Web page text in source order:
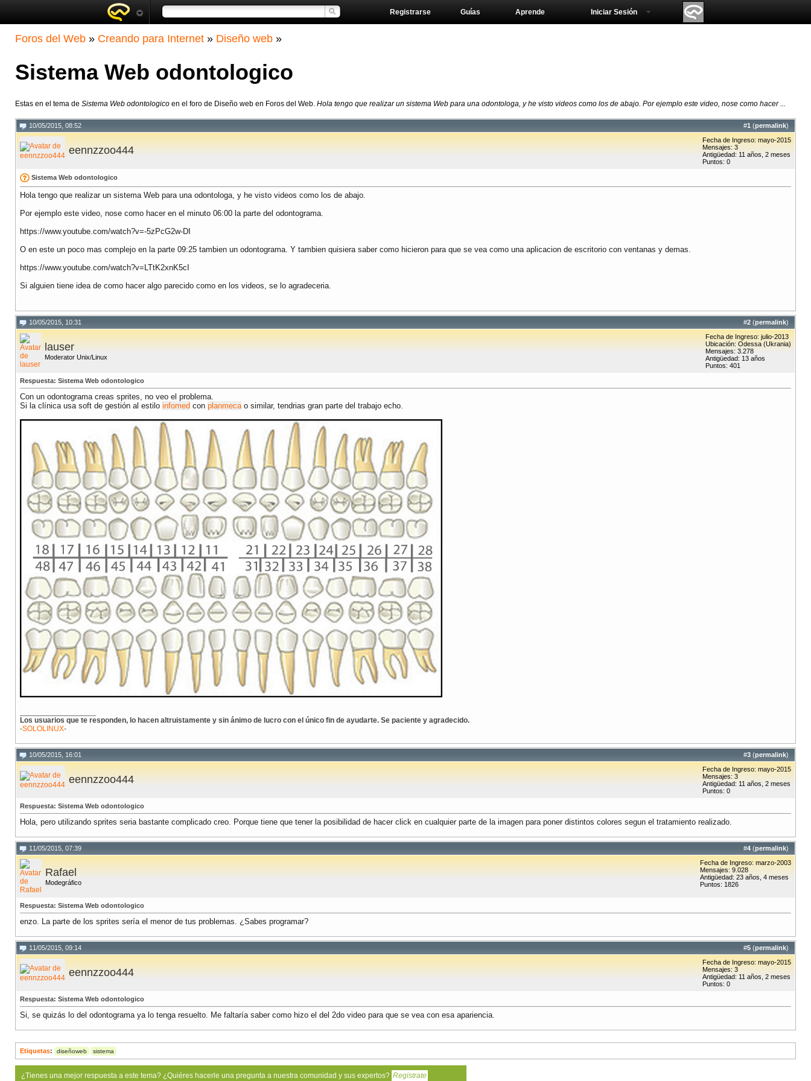
Aprende
Guías
Registrarse Iniciar Sesión
Foros del Web » Creando para Internet » Diseño web »
Sistema Web odontologico
Estas en el tema de Sistema Web odontologico en el foro de Diseño web en Foros del Web. Hola tengo que realizar un sistema Web para una odontologa, y he visto videos como los de abajo. Por ejemplo este video, nose como hacer ...
#1 (permalink)
10/05/2015, 08:52
eennzzoo444
Fecha de Ingreso: mayo-2015
Mensajes: 3
Antigüedad: 11 años, 2 meses
Puntos: 0
Sistema Web odontologico
Hola tengo que realizar un sistema Web para una odontologa, y he visto videos como los de abajo.
Por ejemplo este video, nose como hacer en el minuto 06:00 la parte del odontograma.
https://www.youtube.com/watch?v=-5zPcG2w-DI
O en este un poco mas complejo en la parte 09:25 tambien un odontograma. Y tambien quisiera saber como hicieron para que se vea como una aplicacion de escritorio con ventanas y demas.
https://www.youtube.com/watch?v=LTtK2xnK5cI
Si alguien tiene idea de como hacer algo parecido como en los videos, se lo agradeceria.
#2 (permalink)
10/05/2015, 10:31
lauser
Moderator Unix/Linux
Fecha de Ingreso: julio-2013
Ubicación: Odessa (Ukrania)
Mensajes: 3.278
Antigüedad: 13 años
Puntos: 401
Respuesta: Sistema Web odontologico
Con un odontograma creas sprites, no veo el problema.
Si la clínica usa soft de gestión al estilo infomed con planmecao similar, tendrias gran parte del trabajo echo.
Los usuarios que te responden, lo hacen altruistamente y sin ánimo de lucro con el único fin de ayudarte. Se paciente y agradecido.
-SOLOLINUX-
#3 (permalink)
10/05/2015, 16:01
eennzzoo444
Fecha de Ingreso: mayo-2015
Mensajes: 3
Antigüedad: 11 años, 2 meses
Puntos: 0
Respuesta: Sistema Web odontologico
Hola, pero utilizando sprites seria bastante complicado creo. Porque tiene que tener la posibilidad de hacer click en cualquier parte de la imagen para poner distintos colores segun el tratamiento realizado.
#4 (permalink)
11/05/2015, 07:39
Rafael
Modegráfico
Fecha de Ingreso: marzo-2003
Mensajes: 9.028
Antigüedad: 23 años, 4 meses
Puntos: 1826
Respuesta: Sistema Web odontologico
enzo. La parte de los sprites sería el menor de tus problemas. ¿Sabes programar?
#5 (permalink)
11/05/2015, 09:14
eennzzoo444
Fecha de Ingreso: mayo-2015
Mensajes: 3
Antigüedad: 11 años, 2 meses
Puntos: 0
Respuesta: Sistema Web odontologico
Si, se quizás lo del odontograma ya lo tenga resuelto. Me faltaría saber como hizo el del 2do video para que se vea con esa apariencia.
Etiquetas: diseñoweb sistema
¿Tienes una mejor respuesta a este tema? ¿Quiéres hacerle una pregunta a nuestra comunidad y sus expertos? Registrate